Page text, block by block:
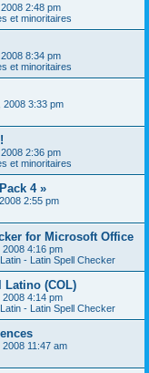
2:48 pm
et minoritaires
8:34 pm
et minoritaires
2008 3:33 pm
2:36 pm
et minoritaires
4 »
2:55 pm
for Microsoft Office
4:16 pm
- Latin Spell Checker
Latino (COL)
4:14 pm
- Latin Spell Checker
11:47 am